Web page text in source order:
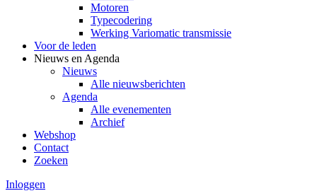
Motoren
Typecodering
Werking Variomatic transmissie
Voor de leden
Nieuws en Agenda
Nieuws
Alle nieuwsberichten
Agenda
Alle evenementen
Archief
Webshop
Contact
Zoeken
Inloggen